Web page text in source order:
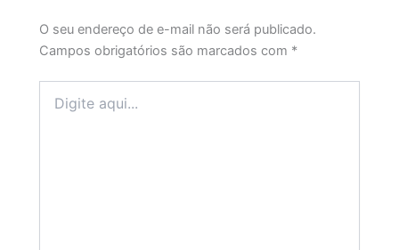
O seu endereço de e-mail não será publicado.
Campos obrigatórios são marcados com *
aqui...